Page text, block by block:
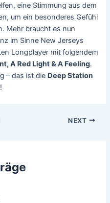
eine Stimmung aus dem
um ein besonderes Gefühl
Mehr braucht es nun
im Sinne New Jerseys
Longplayer mit folgendem
A Red Light & A Feeling.
– das ist die Deep Station
NEXT